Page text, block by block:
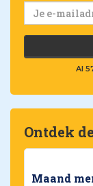
Al
Ontdek
Maand